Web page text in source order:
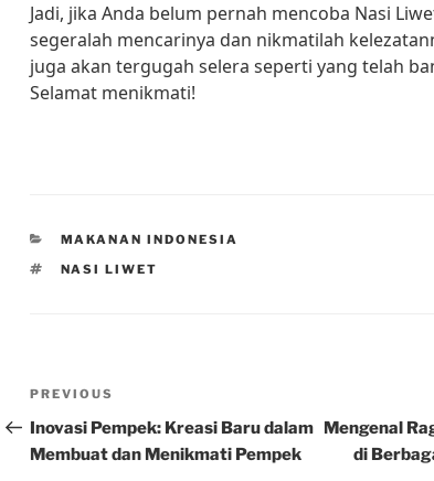
Jadi, jika Anda belum pernah mencoba Nasi
segeralah mencarinya dan nikmatilah
juga akan tergugah selera seperti yang telah
Selamat menikmati!
CATEGORIES
MAKANAN INDONESIA
TAGS
NASI LIWET
Post
navigation
Previous
Post
PREVIOUS
Inovasi Pempek: Kreasi Baru dalam
Membuat dan Menikmati Pempek
Mengenal
di